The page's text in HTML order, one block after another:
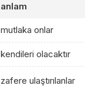
anlam
mutlaka onlar
kendileri olacaktır
zafere ulaştırılanlar